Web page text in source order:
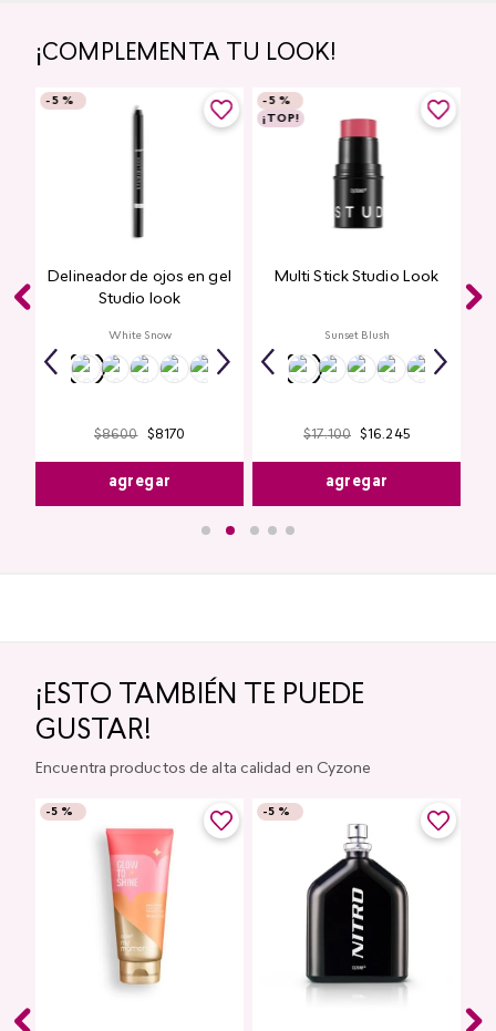
¡COMPLEMENTA TU LOOK!
-5 %
Delineador de ojos en gel
Studio look
White Snow
$8600 $8170
agregar
-5 %
¡TOP!
Multi Stick Studio Look
Sunset Blush
$17.100 $ 16.245
agregar
¡ESTO TAMBIÉN TE PUEDE
GUSTAR!
Encuentra productos de alta calidad en Cyzone
-5 % -5 %